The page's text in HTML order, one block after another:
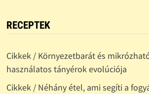
RECEPTEK
Cikkek / Környezetbarát és
használatos tányérok evolúciója
Cikkek / Néhány étel, ami segíti a